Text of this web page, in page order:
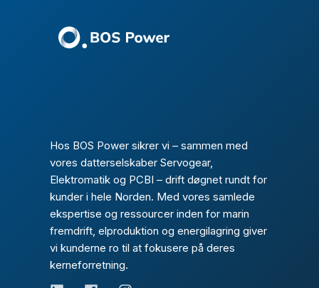
Hos BOS Power sikrer vi – sammen med
vores datterselskaber Servogear,
Elektromatik og PCBI – drift døgnet rundt for
kunder i hele Norden. Med vores samlede
ekspertise og ressourcer inden for marin
fremdrift, elproduktion og energilagring giver
vi kunderne ro til at fokusere på deres
kerneforretning.